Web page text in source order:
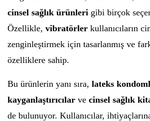
cinsel sağlık ürünleri gibi birçok
Özellikle, vibratörler kullanıcıların
zenginleştirmek için tasarlanmış ve
özelliklere sahip.
Bu ürünlerin yanı sıra, lateks
kayganlaştırıcılar ve cinsel sağlık
de bulunuyor. Kullanıcılar,